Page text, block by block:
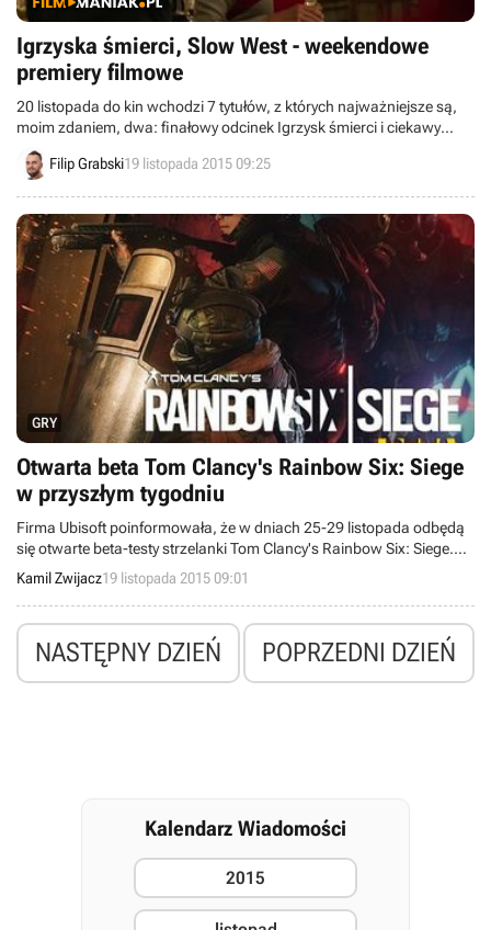
Igrzyska śmierci, Slow West - weekendowe
premiery filmowe
20 listopada do kin wchodzi 7 tytułów, z których najważniejsze są,
moim zdaniem, dwa: finałowy odcinek Igrzysk śmierci i ciekawy
western Slow West z Michaelem Fassbenderem (to jeden z jego 3
filmów, jakie w tym miesiącu zobaczą Polacy w kinach).
Filip Grabski19 listopada 2015 09:25
GRY
Otwarta beta Tom Clancy's Rainbow Six: Siege
w przyszłym tygodniu
Firma Ubisoft poinformowała, że w dniach 25-29 listopada odbędą
się otwarte beta-testy strzelanki Tom Clancy's Rainbow Six: Siege.
Możliwość sprawdzenia produkcji przed jej premierą otrzymają
użytkownicy konsol PlayStation 4 i Xbox One oraz komputerów PC.
Kamil Zwijacz19 listopada 2015 09:01
NASTĘPNY DZIEŃ POPRZEDNI DZIEŃ
Kalendarz Wiadomości
2015